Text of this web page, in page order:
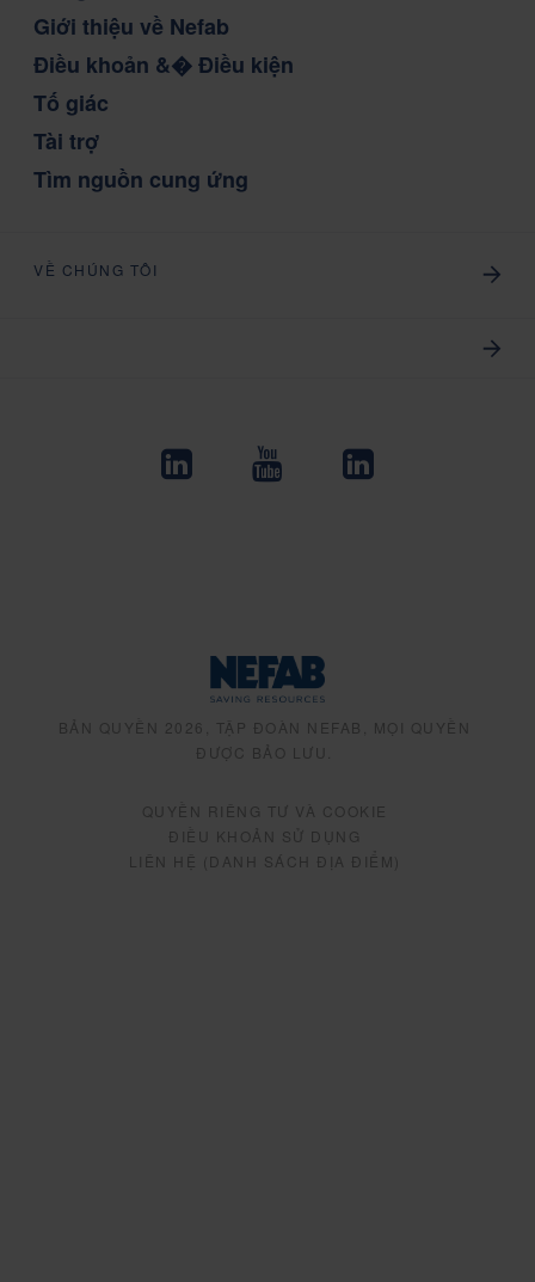
Giới thiệu về Nefab
Điều khoản &� Điều kiện
Tố giác
Tài trợ
Tìm nguồn cung ứng
VỀ CHÚNG TÔI
BẢN QUYỀN 2026, TẬP ĐOÀN NEFAB, MỌI QUYỀN
ĐƯỢC BẢO LƯU.
QUYỀN RIÊNG TƯ VÀ COOKIE
ĐIỀU KHOẢN SỬ DỤNG
LIÊN HỆ (DANH SÁCH ĐỊA ĐIỂM)